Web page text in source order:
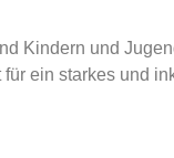
Kindern und
ein starkes und